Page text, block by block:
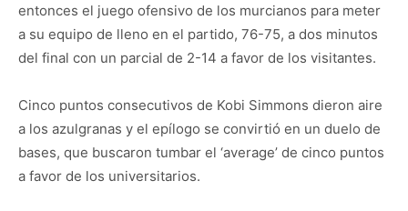
entonces el juego ofensivo de los murcianos para meter
a su equipo de lleno en el partido, 76-75, a dos minutos
del final con un parcial de 2-14 a favor de los visitantes.
Cinco puntos consecutivos de Kobi Simmons dieron aire
a los azulgranas y el epílogo se convirtió en un duelo de
bases, que buscaron tumbar el ‘average’ de cinco puntos
a favor de los universitarios.